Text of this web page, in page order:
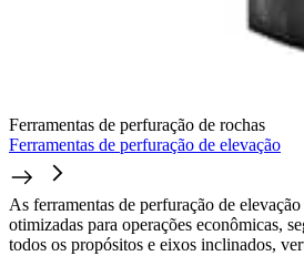
Ferramentas de perfuração de rochas
Ferramentas de perfuração de elevação
As ferramentas de perfuração de
otimizadas para operações econômicas,
todos os propósitos e eixos inclinados,